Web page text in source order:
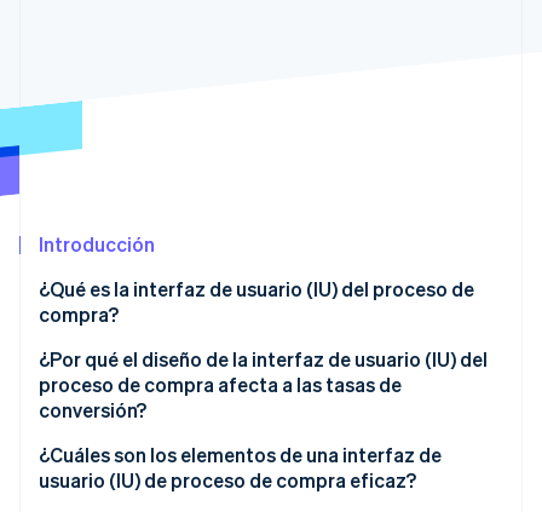
Introducción
¿Qué es la interfaz de usuario (IU) del proceso de
compra?
¿Por qué el diseño de la interfaz de usuario (IU) del
proceso de compra afecta a las tasas de
conversión?
¿Cuáles son los elementos de una interfaz de
usuario (IU) de proceso de compra eficaz?